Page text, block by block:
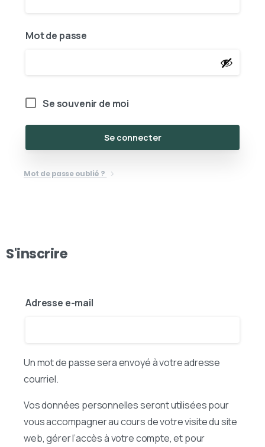
Mot de passe
Se souvenir de moi
Se connecter
Mot de passe oublié ?
S'inscrire
Adresse e-mail
Un mot de passe sera envoyé à votre adresse
courriel.
Vos données personnelles seront utilisées pour
vous accompagner au cours de votre visite du site
web, gérer l’accès à votre compte, et pour